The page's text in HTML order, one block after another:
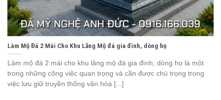
Làm Mộ Đá 2 Mái Cho Khu Lăng Mộ đá gia đình, dòng họ
Làm mộ đá 2 mái cho khu lăng mộ đá gia đình, dòng họ là một
trong những công việc quan trọng và cần được chú trọng trong
việc lưu giữ truyền thống văn hóa [...]